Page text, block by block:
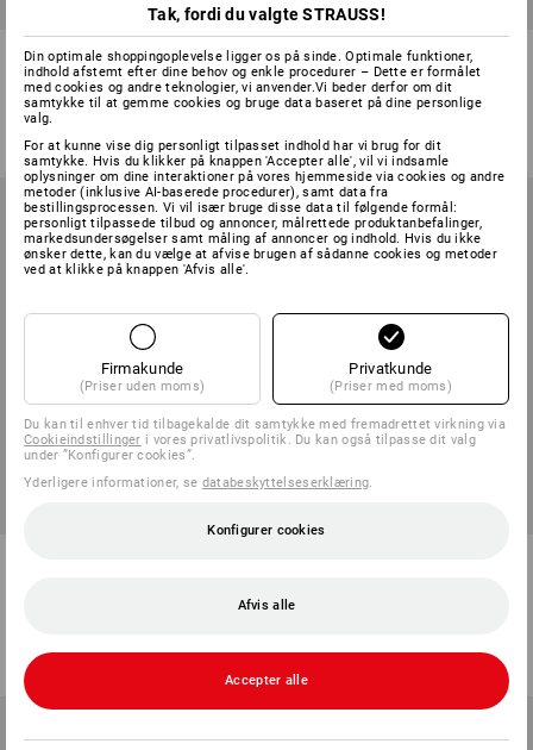
fingerforbinding, bi-elastisk
version
fra 68,75 kr.
Brandslukningstæppe
1 version
88,75 kr.
(med moms) fra 5 Pakke (med moms) fra 5 Pakke
Tak, fordi du valgte STRAUSS!
Din optimale shoppingoplevelse ligger os på sinde. Optimale funktioner,
indhold afstemt efter dine behov og enkle procedurer – Dette er formålet
med cookies og andre teknologier, vi anvender.Vi beder derfor om dit
samtykke til at gemme cookies og bruge data baseret på dine personlige
valg.
For at kunne vise dig personligt tilpasset indhold har vi brug for dit
samtykke. Hvis du klikker på knappen 'Accepter alle', vil vi indsamle
oplysninger om dine interaktioner på vores hjemmeside via cookies og andre
metoder (inklusive AI-baserede procedurer), samt data fra
bestillingsprocessen. Vi vil især bruge disse data til følgende formål:
personligt tilpassede tilbud og annoncer, målrettede produktanbefalinger,
markedsundersøgelser samt måling af annoncer og indhold. Hvis du ikke
ønsker dette, kan du vælge at afvise brugen af sådanne cookies og metoder
ved at klikke på knappen 'Afvis alle'.
Firmakunde
(Priser uden moms)
Privatkunde
(Priser med moms)
Du kan til enhver tid tilbagekalde dit samtykke med fremadrettet virkning via
Cookieindstillinger i vores privatlivspolitik. Du kan også tilpasse dit valg
under ”Konfigurer cookies”.
Yderligere informationer, se databeskyttelseserklæring.
Konfigurer cookies
Afvis alle
Accepter alle